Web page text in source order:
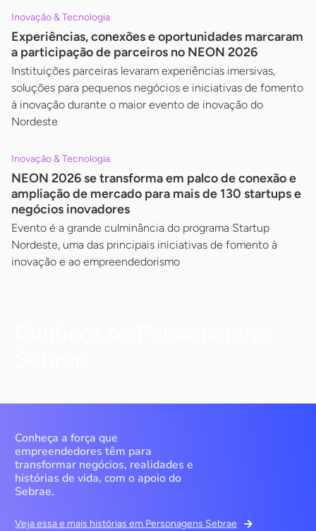
Inovação & Tecnologia
Experiências, conexões e oportunidades marcaram
a participação de parceiros no NEON 2026
Instituições parceiras levaram experiências imersivas,
soluções para pequenos negócios e iniciativas de fomento
à inovação durante o maior evento de inovação do
Nordeste
Inovação & Tecnologia
NEON 2026 se transforma em palco de conexão e
ampliação de mercado para mais de 130 startups e
negócios inovadores
Evento é a grande culminância do programa Startup
Nordeste, uma das principais iniciativas de fomento à
inovação e ao empreendedorismo
Conheça a força que
empreendedores têm para
transformar negócios, realidades e
histórias de vida, com o apoio do
Sebrae.
Veja essa e mais histórias em Personagens Sebrae